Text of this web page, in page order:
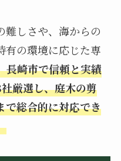
難しさや、海からの
有の環境に応じた専
長崎市で信頼と実績
厳選し、庭木の剪
で総合的に対応でき